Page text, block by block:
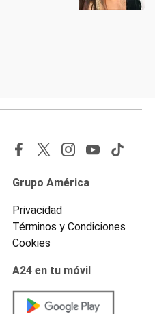
Grupo América
Privacidad
Términos y Condiciones
Cookies
A24 en tu móvil